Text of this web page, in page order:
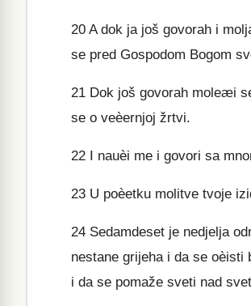
20 A dok ja još govorah i
se pred Gospodom Bogom
21 Dok još govorah moleæi
se o veèernjoj žrtvi.
22 I nauèi me i govori sa
23 U poèetku molitve tvoje
24 Sedamdeset je nedjelja
nestane grijeha i da se oèisti
i da se pomaže sveti nad